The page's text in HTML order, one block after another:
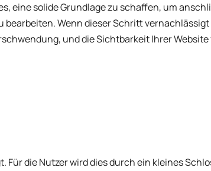
eine solide Grundlage zu schaffen, um
Wenn dieser Schritt vernachlässigt
und die Sichtbarkeit Ihrer Website
Für die Nutzer wird dies durch ein kleines